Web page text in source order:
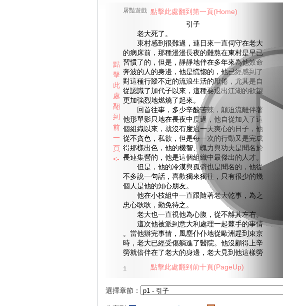
屠豔遊戲
引子
老大死了。
東村感到很難過，連日來一直伺守在老大
的病床前，那種漫漫長夜的難熬在東村是早已
習慣了的，但是，靜靜地伴在多年來為他效命
奔波的人的身邊，他是慌惚的，他已經感到了
對這種行蹤不定的流浪生活的厭倦，尤其是自
從認識了加代子以來，這種要退出江湖的欲望
更加強烈地燃燒了起來。
回首往事，多少辛酸苦辣，顛迫流離伴著
他形單影只地在長夜中度過，他自從加入了這
個組織以來，就沒有度過一天爽心的日子，他
從不貪色，私欲，但是每一次的行動又是完成
得那樣出色，他的機智、魄力與功夫是聞名於
長連集營的，他是這個組織中最傑出的人才。
但是，他的冷漠與孤僻也是聞名的，他從
不多說一句話，喜歡獨來獨往，只有很少的幾
個人是他的知心朋友。
他在小枝組中一直跟隨著老大乾事，為之
忠心耿耿，勤免待之。
老大也一直視他為心腹，從不離其左右。
這次他被派到意大利處理一起棘手的事情
。當他辦完事情，風塵仆仆地從歐洲趕到東京
時，老大已經受傷躺進了醫院。他沒顧得上辛
勞就倍伴在了老大的身邊，老大見到他這樣勞
1
選擇章節：
點擊此處翻到第一頁(Home)
點擊此處翻到前十頁(PageUp)
點
擊
此
處
翻
到
前
一
頁
<-